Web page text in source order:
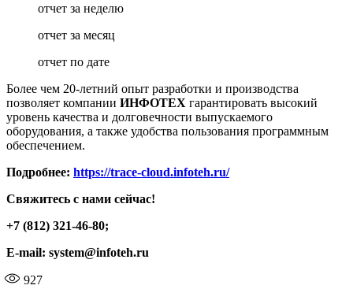
отчет за неделю
отчет за месяц
отчет по дате
Более чем 20-летний опыт разработки и производства
позволяет компании ИНФОТЕХ гарантировать высокий
уровень качества и долговечности выпускаемого
оборудования, а также удобства пользования программным
обеспечением.
Подробнее: https://trace-cloud.infoteh.ru/
Свяжитесь с нами сейчас!
+7 (812) 321-46-80;
E-mail: system@infoteh.ru
927